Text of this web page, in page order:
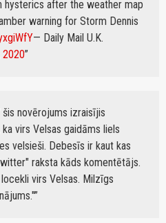
hysterics after the weather map
warning for Storm Dennis
— Daily Mail U.K.
2020
novērojums izraisījis
virs Velsas gaidāms liels
velsieši. Debesīs ir kaut kas
raksta kāds komentētājs.
virs Velsas. Milzīgs